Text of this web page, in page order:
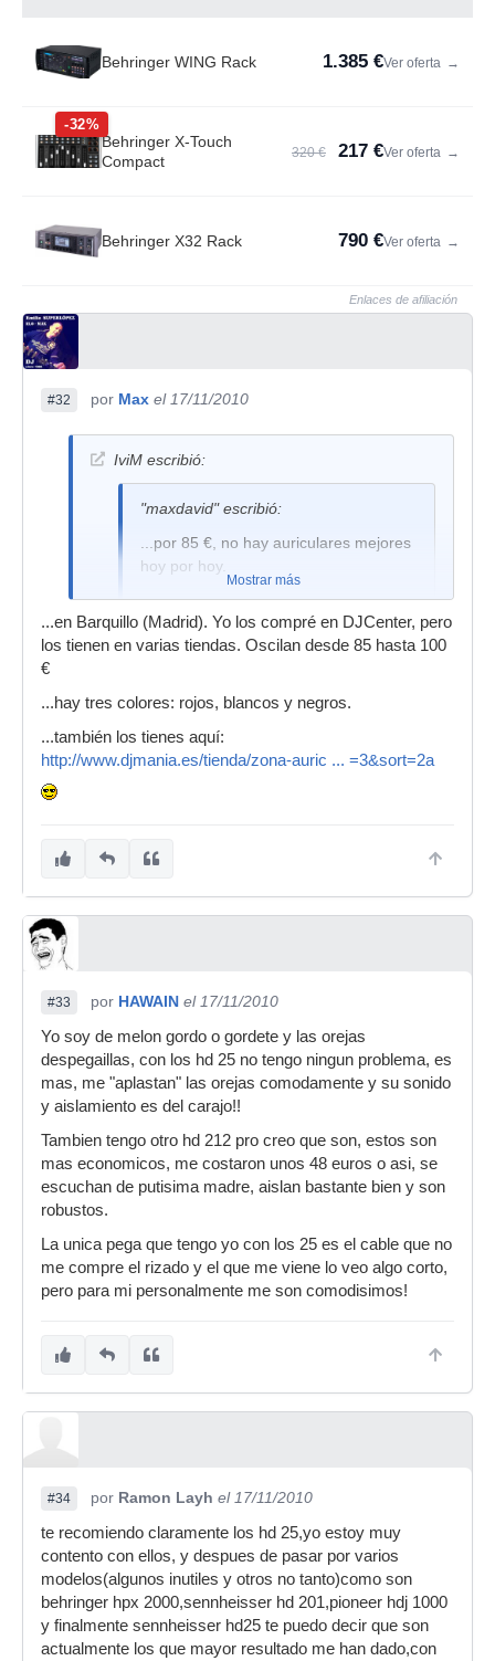
Behringer WING Rack 1.385 €Ver oferta →
-32%
Behringer X-Touch
Compact
320 € 217 €Ver oferta →
Behringer X32 Rack 790 €Ver oferta →
Enlaces de afiliación
#32 por Max el 17/11/2010
IviM escribió:
"maxdavid" escribió:
...por 85 €, no hay auriculares mejores
hoy por hoy.
Donde te han costado 85€? que ando interesado
Mostrar más
...en Barquillo (Madrid). Yo los compré en DJCenter, pero
los tienen en varias tiendas. Oscilan desde 85 hasta 100
€
...hay tres colores: rojos, blancos y negros.
...también los tienes aquí:
http://www.djmania.es/tienda/zona-auric ... =3&sort=2a
#33 por HAWAIN el 17/11/2010
Yo soy de melon gordo o gordete y las orejas
despegaillas, con los hd 25 no tengo ningun problema, es
mas, me "aplastan" las orejas comodamente y su sonido
y aislamiento es del carajo!!
Tambien tengo otro hd 212 pro creo que son, estos son
mas economicos, me costaron unos 48 euros o asi, se
escuchan de putisima madre, aislan bastante bien y son
robustos.
La unica pega que tengo yo con los 25 es el cable que no
me compre el rizado y el que me viene lo veo algo corto,
pero para mi personalmente me son comodisimos!
#34 por Ramon Layh el 17/11/2010
te recomiendo claramente los hd 25,yo estoy muy
contento con ellos, y despues de pasar por varios
modelos(algunos inutiles y otros no tanto)como son
behringer hpx 2000,sennheisser hd 201,pioneer hdj 1000
y finalmente sennheisser hd25 te puedo decir que son
actualmente los que mayor resultado me han dado,con